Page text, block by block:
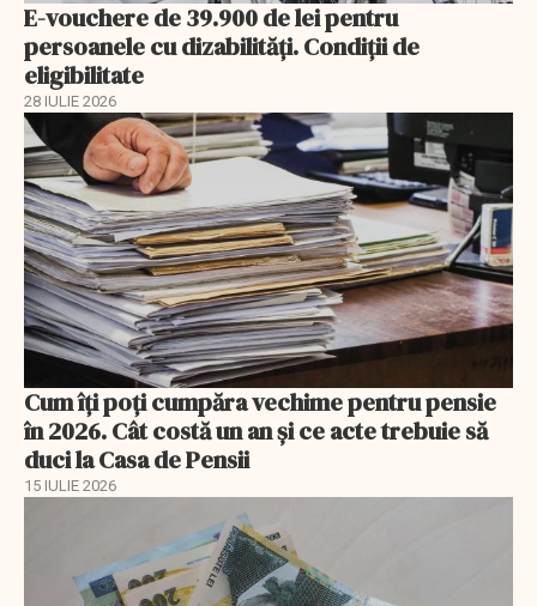
E-vouchere de 39.900 de lei pentru
persoanele cu dizabilități. Condiții de
eligibilitate
28 IULIE 2026
Cum îți poți cumpăra vechime pentru pensie
în 2026. Cât costă un an și ce acte trebuie să
duci la Casa de Pensii
15 IULIE 2026